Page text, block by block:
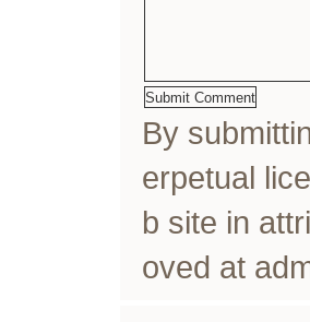
By
erpetual
b site in
oved at